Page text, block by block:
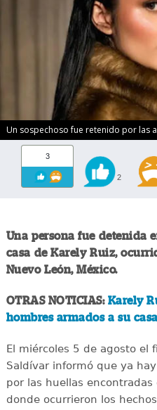
Un sospechoso fue retenido por las
3
2
Una persona fue detenida
casa de Karely Ruiz,
Nuevo León, México.
OTRAS NOTICIAS: Karely
hombres armados a su casa
El miércoles 5 de agosto el
Saldívar informó que ya
por las huellas
donde ocurrieron los